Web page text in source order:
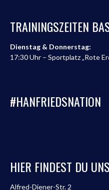
TRAININGSZEITEN
Dienstag & Donnerstag:
17:30 Uhr – Sportplatz „Rote
#HANFRIEDSNATION
HIER FINDEST DU UNS
Alfred-Diener-Str. 2